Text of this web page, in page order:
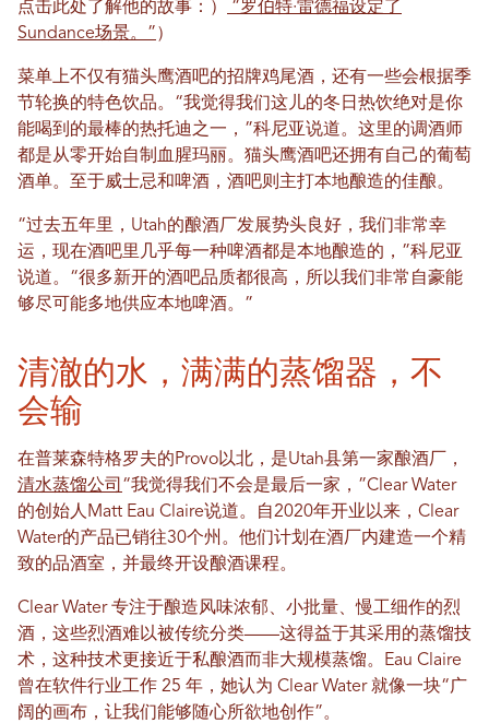
点击此处了解他的故事：）
“罗伯特·雷德福设定了
Sundance场景。” ）
菜单上不仅有猫头鹰酒吧的招牌鸡尾酒，还有一些会根据季
节轮换的特色饮品。“我觉得我们这儿的冬日热饮绝对是你
能喝到的最棒的热托迪之一，”科尼亚说道。这里的调酒师
都是从零开始自制血腥玛丽。猫头鹰酒吧还拥有自己的葡萄
酒单。至于威士忌和啤酒，酒吧则主打本地酿造的佳酿。
“过去五年里，Utah的酿酒厂发展势头良好，我们非常幸
运，现在酒吧里几乎每一种啤酒都是本地酿造的，”科尼亚
说道。“很多新开的酒吧品质都很高，所以我们非常自豪能
够尽可能多地供应本地啤酒。”
清澈的水，满满的蒸馏器，不
会输
在普莱森特格罗夫的Provo以北，是Utah县第一家酿酒厂，
清水蒸馏公司 “我觉得我们不会是最后一家，”Clear Water
的创始人Matt Eau Claire说道。自2020年开业以来，Clear
Water的产品已销往30个州。他们计划在酒厂内建造一个精
致的品酒室，并最终开设酿酒课程。
Clear Water 专注于酿造风味浓郁、小批量、慢工细作的烈
酒，这些烈酒难以被传统分类——这得益于其采用的蒸馏技
术，这种技术更接近于私酿酒而非大规模蒸馏。Eau Claire
曾在软件行业工作 25 年，她认为 Clear Water 就像一块“广
阔的画布，让我们能够随心所欲地创作”。